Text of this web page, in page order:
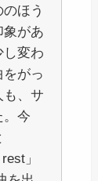
ほう
象があ
し変わ
がっ
も、サ
。今
」